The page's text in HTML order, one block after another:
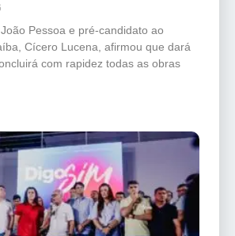
Pessoa e pré-candidato ao
Cícero Lucena, afirmou que dará
com rapidez todas as obras